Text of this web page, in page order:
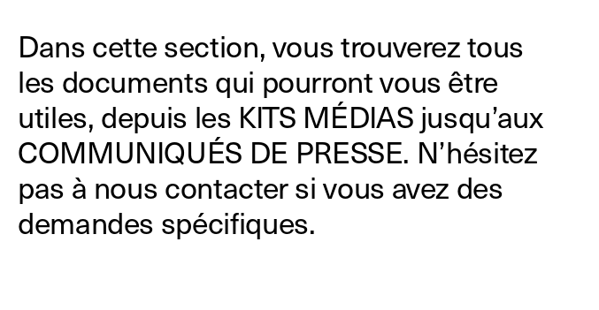
Dans cette section, vous trouverez tous
les documents qui pourront vous être
utiles, depuis les KITS MÉDIAS jusqu’aux
COMMUNIQUÉS DE PRESSE. N’hésitez
pas à nous contacter si vous avez des
demandes spécifiques.